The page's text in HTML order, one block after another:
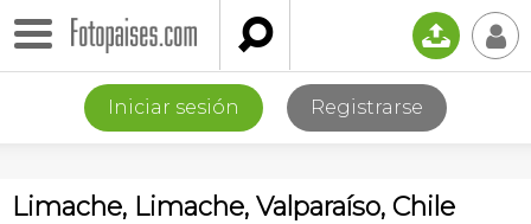
 📤 👤
Iniciar sesión Registrarse
Limache, Limache, Valparaíso, Chile